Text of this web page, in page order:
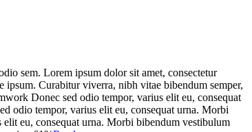
sem. Lorem ipsum dolor sit amet, consectetur
ipsum. Curabitur viverra, nibh vitae bibendum semper,
Donec sed odio tempor, varius elit eu, consequat
odio tempor, varius elit eu, consequat urna. Morbi
eu, consequat urna. Morbi bibendum vestibulum